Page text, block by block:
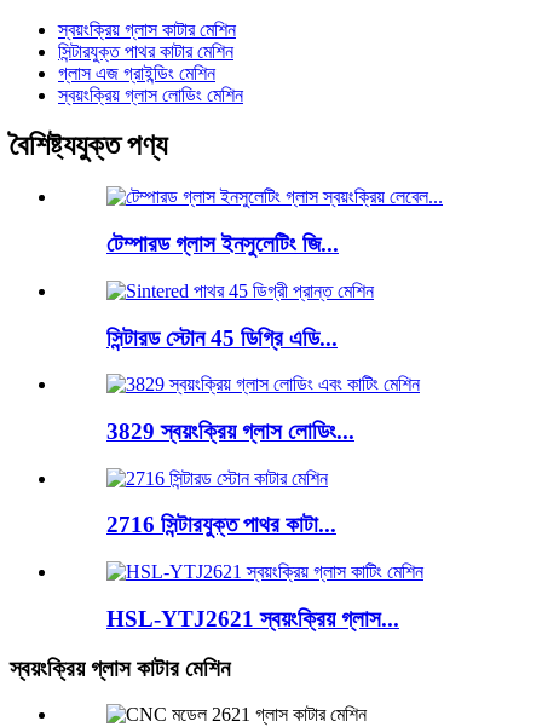
স্বয়ংক্রিয় গ্লাস কাটার মেশিন
সিন্টারযুক্ত পাথর কাটার মেশিন
গ্লাস এজ গ্রাইন্ডিং মেশিন
স্বয়ংক্রিয় গ্লাস লোডিং মেশিন
বৈশিষ্ট্যযুক্ত পণ্য
টেম্পারড গ্লাস ইনসুলেটিং জি...
সিন্টারড স্টোন 45 ডিগ্রি এডি...
3829 স্বয়ংক্রিয় গ্লাস লোডিং...
2716 সিন্টারযুক্ত পাথর কাটা...
HSL-YTJ2621 স্বয়ংক্রিয় গ্লাস...
স্বয়ংক্রিয় গ্লাস কাটার মেশিন